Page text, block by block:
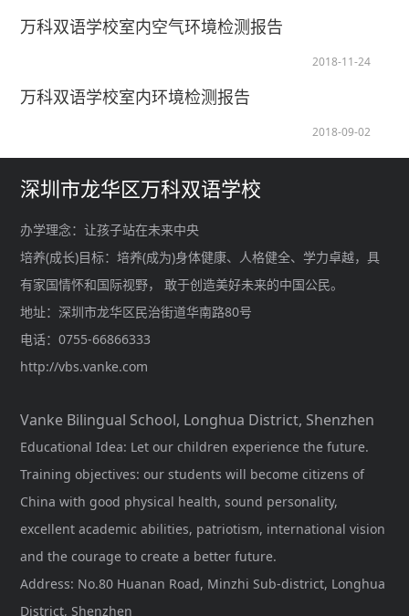
万科双语学校室内空气环境检测报告
2018-11-24
万科双语学校室内环境检测报告
2018-09-02
深圳市龙华区万科双语学校
办学理念：让孩子站在未来中央
培养(成长)目标：培养(成为)身体健康、人格健全、学力卓越，具
有家国情怀和国际视野， 敢于创造美好未来的中国公民。
地址：深圳市龙华区民治街道华南路80号
电话：0755-66866333
http://vbs.vanke.com
Vanke Bilingual School, Longhua District, Shenzhen
Educational Idea: Let our children experience the future.
Training objectives: our students will become citizens of
China with good physical health, sound personality,
excellent academic abilities, patriotism, international vision
and the courage to create a better future.
Address: No.80 Huanan Road, Minzhi Sub-district, Longhua
District, Shenzhen